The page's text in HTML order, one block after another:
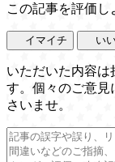
この記事を評価し
イマイチ い
いただいた内容は
す。個々のご意見
さいませ。